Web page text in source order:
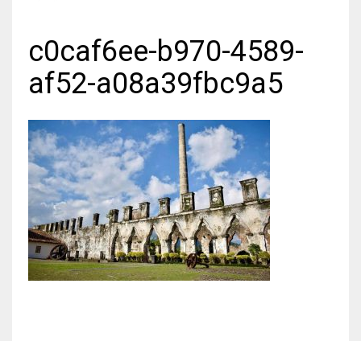
c0caf6ee-b970-4589-
af52-a08a39fbc9a5